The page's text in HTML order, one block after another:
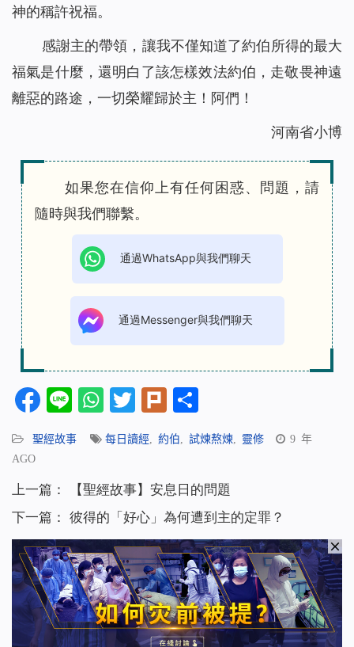
神的稱許祝福。
感謝主的帶領，讓我不僅知道了約伯所得的最大
福氣是什麼，還明白了該怎樣效法約伯，走敬畏神遠
離惡的路途，一切榮耀歸於主！阿們！
河南省小博
如果您在信仰上有任何困惑、問題，請
隨時與我們聯繫。
通過WhatsApp與我們聊天
通過Messenger與我們聊天
Facebook
LineWhatsApp
Twitter
Plurk
享
聖經故事 每日讀經 約伯 試煉熬煉 靈修
9 年
AGO
上一篇：
【聖經故事】安息日的問題
下一篇： 彼得的「好心」為何遭到主的定罪？